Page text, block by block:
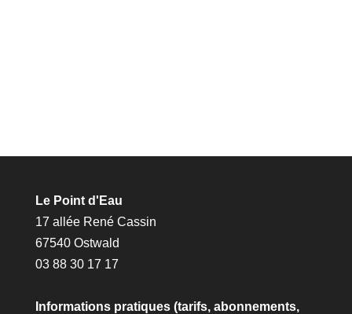
Le Point d'Eau
17 allée René Cassin
67540 Ostwald
03 88 30 17 17
Informations pratiques (tarifs, abonnements,